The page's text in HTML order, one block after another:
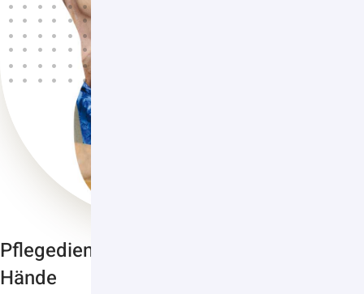
Pflegedienst Bielefeld - Die Helfenden
Hände